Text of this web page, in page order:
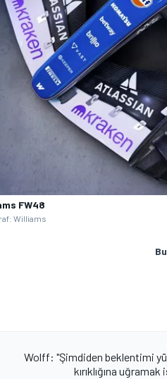
FW48
Williams
Wolff: "Şimdiden beklentimi
kırıklığına